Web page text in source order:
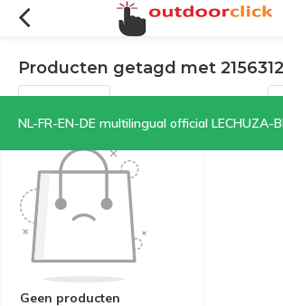
NL-FR-EN-DE multilingual official LECHUZA-BENELUX
Producten getagd met
Filters Sorteren op:
Geen producten